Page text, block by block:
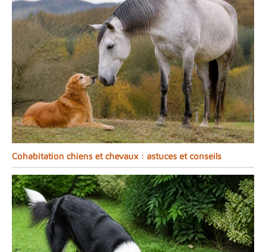
Cohabitation chiens et chevaux : astuces et conseils